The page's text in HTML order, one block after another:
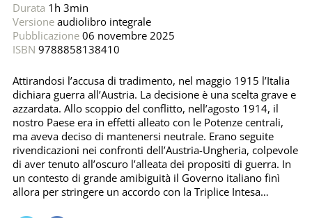
Durata 1h 3min
Versioneaudiolibro integrale
Pubblicazione06 novembre 2025
ISBN 9788858138410
Attirandosi l’accusa di tradimento, nel maggio 1915 l’Italia
dichiara guerra all’Austria. La decisione è una scelta grave e
azzardata. Allo scoppio del conflitto, nell’agosto 1914, il
nostro Paese era in effetti alleato con le Potenze centrali,
ma aveva deciso di mantenersi neutrale. Erano seguite
rivendicazioni nei confronti dell’Austria-Ungheria, colpevole
di aver tenuto all’oscuro l’alleata dei propositi di guerra. In
un contesto di grande amibiguità il Governo italiano finì
allora per stringere un accordo con la Triplice Intesa…